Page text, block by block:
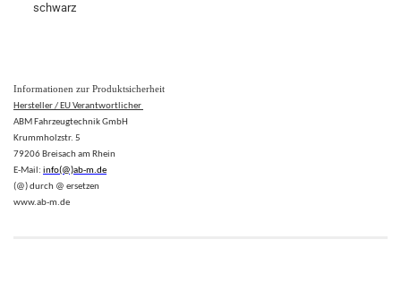
schwarz
Informationen zur Produktsicherheit
Hersteller / EU Verantwortlicher
ABM Fahrzeugtechnik GmbH
Krummholzstr. 5
79206 Breisach am Rhein
E-Mail: info(@)ab-m.de
(@) durch @ ersetzen
www.ab-m.de